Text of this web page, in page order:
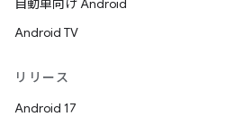
自動車向け Android
Android TV
リリース
Android 17